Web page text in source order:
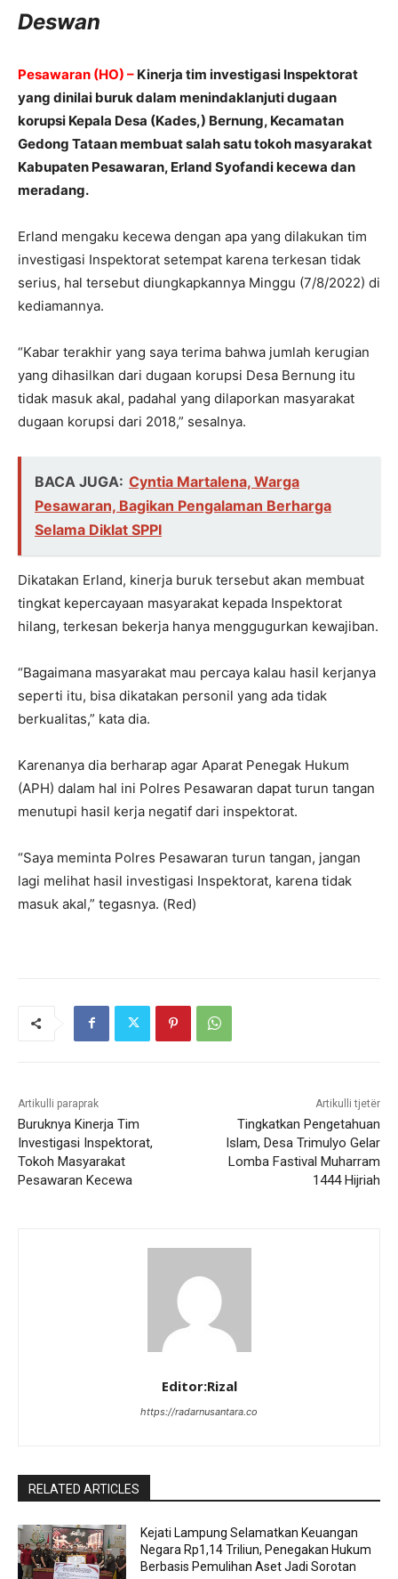
Deswan
Pesawaran (HO) – Kinerja tim investigasi Inspektorat
yang dinilai buruk dalam menindaklanjuti dugaan
korupsi Kepala Desa (Kades,) Bernung, Kecamatan
Gedong Tataan membuat salah satu tokoh masyarakat
Kabupaten Pesawaran, Erland Syofandi kecewa dan
meradang.
Erland mengaku kecewa dengan apa yang dilakukan tim
investigasi Inspektorat setempat karena terkesan tidak
serius, hal tersebut diungkapkannya Minggu (7/8/2022) di
kediamannya.
“Kabar terakhir yang saya terima bahwa jumlah kerugian
yang dihasilkan dari dugaan korupsi Desa Bernung itu
tidak masuk akal, padahal yang dilaporkan masyarakat
dugaan korupsi dari 2018,” sesalnya.
BACA JUGA: Cyntia Martalena, Warga
Pesawaran, Bagikan Pengalaman Berharga
Selama Diklat SPPI
Dikatakan Erland, kinerja buruk tersebut akan membuat
tingkat kepercayaan masyarakat kepada Inspektorat
hilang, terkesan bekerja hanya menggugurkan kewajiban.
“Bagaimana masyarakat mau percaya kalau hasil kerjanya
seperti itu, bisa dikatakan personil yang ada tidak
berkualitas,” kata dia.
Karenanya dia berharap agar Aparat Penegak Hukum
(APH) dalam hal ini Polres Pesawaran dapat turun tangan
menutupi hasil kerja negatif dari inspektorat.
“Saya meminta Polres Pesawaran turun tangan, jangan
lagi melihat hasil investigasi Inspektorat, karena tidak
masuk akal,” tegasnya. (Red)
Artikulli paraprak
Buruknya Kinerja Tim
Investigasi Inspektorat,
Tokoh Masyarakat
Pesawaran Kecewa
Artikulli tjetër
Tingkatkan Pengetahuan
Islam, Desa Trimulyo Gelar
Lomba Fastival Muharram
1444 Hijriah
Editor:Rizal
https://radarnusantara.co
RELATED ARTICLES
Kejati Lampung Selamatkan Keuangan
Negara Rp1,14 Triliun, Penegakan Hukum
Berbasis Pemulihan Aset Jadi Sorotan